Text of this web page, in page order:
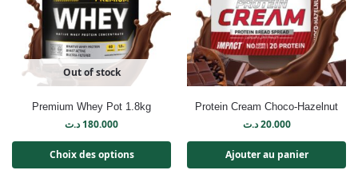
Out of stock
Premium Whey Pot 1.8kg
180.000 د.ت
Choix des options
Protein Cream Choco-Hazelnut
20.000 د.ت
Ajouter au panier